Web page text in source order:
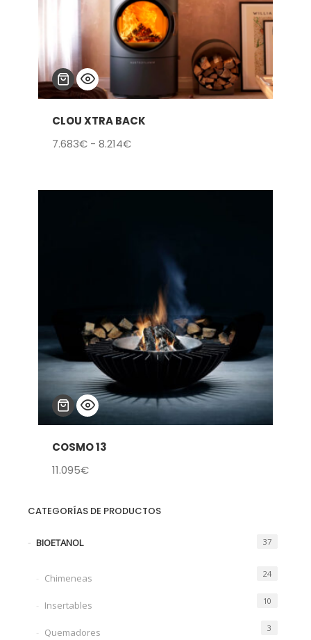
CLOU XTRA BACK
7.683€ - 8.214€Rango
desde
COSMO 13
11.095€
CATEGORÍAS DE PRODUCTOS
BIOETANOL 37
Chimeneas 24
Insertables 10
Quemadores 3